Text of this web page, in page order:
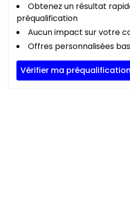
Obtenez un résultat
préqualification
Aucun impact sur votre
Offres personnalisées
Vérifier ma préqualification